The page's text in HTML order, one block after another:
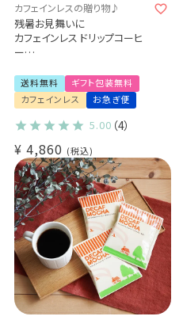
カフェインレスの贈り物♪
残暑お見舞いに
カフェインレス ドリップコーヒ
ー
30杯ギフトセット
プレゼント/ 出産祝い
送料無料
ギフト包装無料
カフェインレス
お急ぎ便
5.00 （4）
¥ 4,860 税込